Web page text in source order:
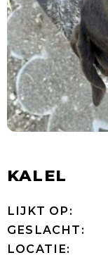
KALEL
LIJKT OP:
GESLACHT:
LOCATIE: